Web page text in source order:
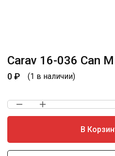
Carav 16-036 Can
0₽ (1 в наличии)
В